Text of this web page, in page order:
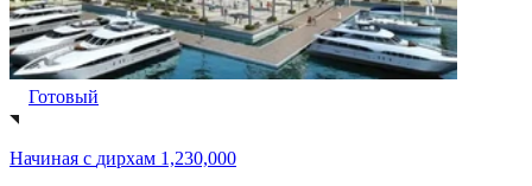
Готовый
Начиная с дирхам 1,230,000